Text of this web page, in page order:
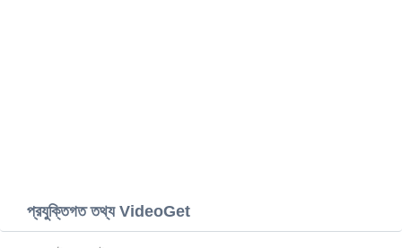
প্রযুক্তিগত তথ্য VideoGet